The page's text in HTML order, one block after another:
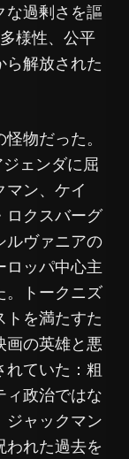
な過剰さを謳
様性、公平
ら解放された
物だった。
ェンダに屈
ン、ケイ
ロクスバーグ
ヴァニアの
ロッパ中心主
。トークニズ
トを満たすた
画の英雄と悪
れていた：粗
ィ政治ではな
ジャックマン
われた過去を